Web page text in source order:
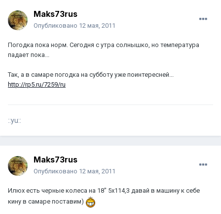
Maks73rus
Опубликовано 12 мая, 2011
Погодка пока норм. Сегодня с утра солнышко, но температура
падает пока...
Так, а в самаре погодка на субботу уже поинтересней...
http://rp5.ru/7259/ru
::yu::
Maks73rus
Опубликовано 12 мая, 2011
Илюх есть черные колеса на 18" 5х114,3 давай в машину к себе
кину в самаре поставим)